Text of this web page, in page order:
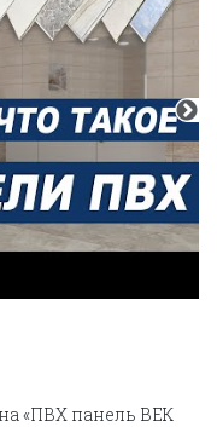
«ПВХ панель ВЕК